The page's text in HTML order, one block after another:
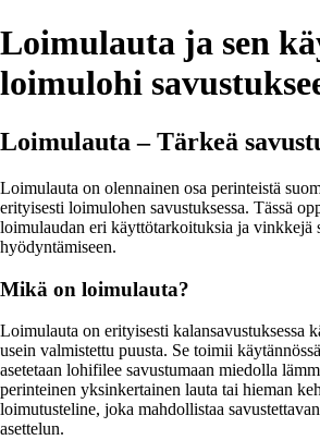
Loimulauta ja sen
loimulohi
Loimulauta – Tärkeä
Loimulauta on olennainen osa perinteistä
erityisesti loimulohen savustuksessa. Tässä
loimulaudan eri käyttötarkoituksia ja vinkkejä
hyödyntämiseen.
Mikä on loimulauta?
Loimulauta on erityisesti kalansavustuksessa
usein valmistettu puusta. Se toimii
asetetaan lohifilee savustumaan miedolla
perinteinen yksinkertainen lauta tai hieman
loimutusteline, joka mahdollistaa
asettelun.